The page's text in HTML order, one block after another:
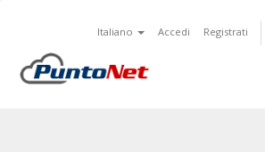
Italiano Accedi Registrati